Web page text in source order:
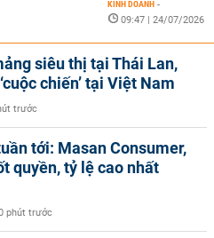
KINH DOANH -
09:47 | 24/07/2026
siêu thị tại Thái Lan,
chiến’ tại Việt Nam
trước
tới: Masan Consumer,
quyền, tỷ lệ cao nhất
phút trước